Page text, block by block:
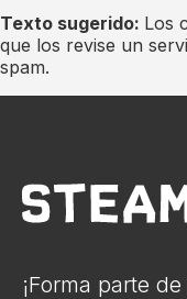
Texto sugerido: Los
que los revise un
spam.
¡Forma parte